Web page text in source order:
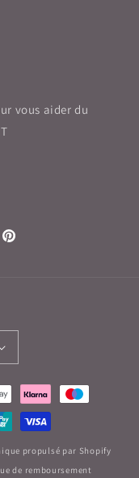
vous aider du
Pinterest
propulsé par Shopify
de remboursement